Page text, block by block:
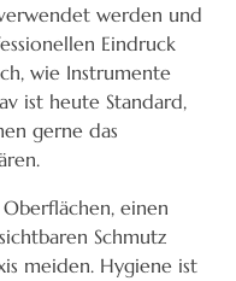
werden und
Eindruck
wie Instrumente
ist heute Standard,
gerne das
einen
Schmutz
meiden. Hygiene ist